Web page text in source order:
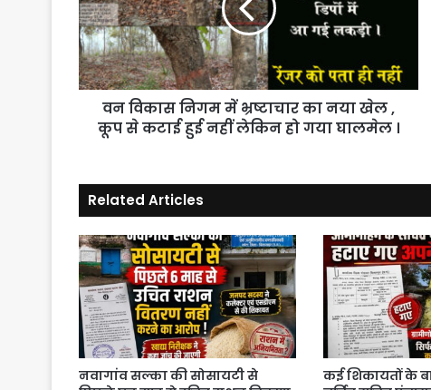
भ्रष्टाचार
का
नया
खेल
,
नहीं
लेकिन
हो
गया
घालमेल
।
वन विकास निगम में भ्रष्टाचार का नया खेल ,
कूप से कटाई हुई नहीं लेकिन हो गया घालमेल ।
Related Articles
नवागांव सल्का की सोसायटी से
कई शिकायतों के